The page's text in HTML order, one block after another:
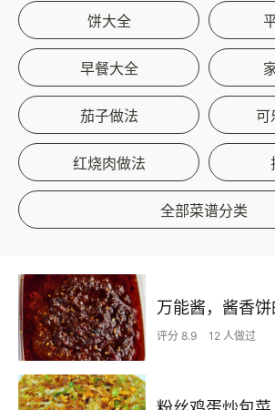
饼大全
早餐大全
茄子做法 可
红烧肉做法
全部菜谱分类
万能酱，酱香
评分 8.9 12 人做过